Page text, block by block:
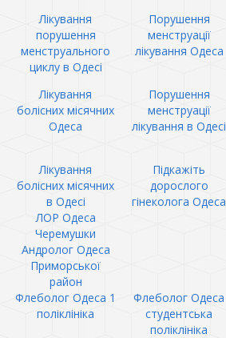
Лікування
порушення
менструального
циклу в Одесі
Порушення
менструації
лікування Одеса
Лікування
болісних місячних
Одеса
Порушення
менструації
лікування в Одесі
Лікування
болісних місячних
в Одесі
Підкажіть
дорослого
гінеколога Одеса
ЛОР Одеса
Черемушки
Андролог Одеса
Приморської
район
Флеболог Одеса 1
поліклініка
Флеболог Одеса
студентська
поліклініка